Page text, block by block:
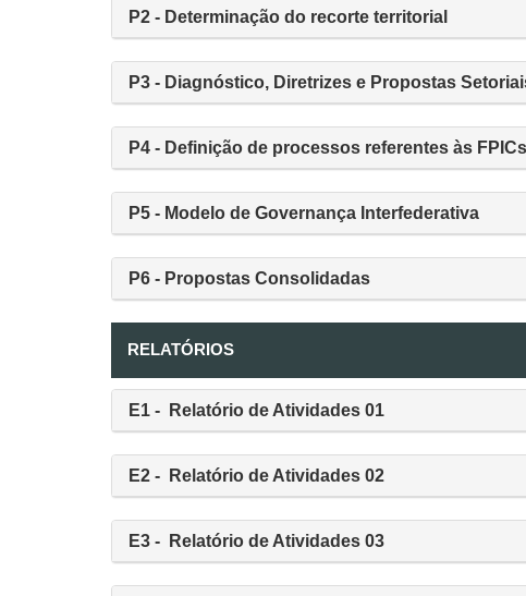
P2 - Determinação do recorte territorial
P3 - Diagnóstico, Diretrizes e Propostas
P4 - Definição de processos referentes às
P5 - Modelo de Governança Interfederativa
P6 - Propostas Consolidadas
RELATÓRIOS
E1 - Relatório de Atividades 01
E2 - Relatório de Atividades 02
E3 - Relatório de Atividades 03